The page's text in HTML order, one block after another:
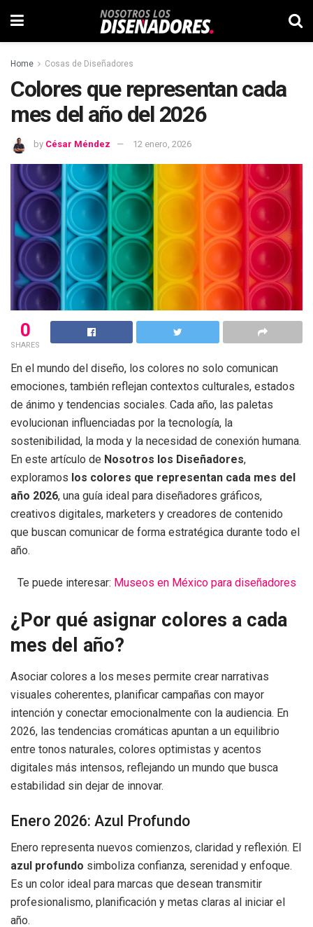
Home Cosas de Diseñadores
Colores que representan cada
mes del año del 2026
by César Méndez 12 enero, 2026
0
SHARES
En el mundo del diseño, los colores no solo comunican
emociones, también reflejan contextos culturales, estados
de ánimo y tendencias sociales. Cada año, las paletas
evolucionan influenciadas por la tecnología, la
sostenibilidad, la moda y la necesidad de conexión humana.
En este artículo de Nosotros los Diseñadores,
exploramos los colores que representan cada mes del
año 2026, una guía ideal para diseñadores gráficos,
creativos digitales, marketers y creadores de contenido
que buscan comunicar de forma estratégica durante todo el
año.
Te puede interesar: Museos en México para diseñadores
¿Por qué asignar colores a cada
mes del año?
Asociar colores a los meses permite crear narrativas
visuales coherentes, planificar campañas con mayor
intención y conectar emocionalmente con la audiencia. En
2026, las tendencias cromáticas apuntan a un equilibrio
entre tonos naturales, colores optimistas y acentos
digitales más intensos, reflejando un mundo que busca
estabilidad sin dejar de innovar.
Enero 2026: Azul Profundo
Enero representa nuevos comienzos, claridad y reflexión. El
azul profundo simboliza confianza, serenidad y enfoque.
Es un color ideal para marcas que desean transmitir
profesionalismo, planificación y metas claras al iniciar el
año.